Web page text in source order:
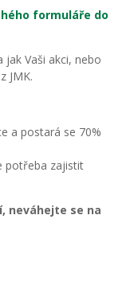
formuláře do
jak Vaši akci, nebo
JMK.
a postará se 70%
potřeba zajistit
neváhejte se na